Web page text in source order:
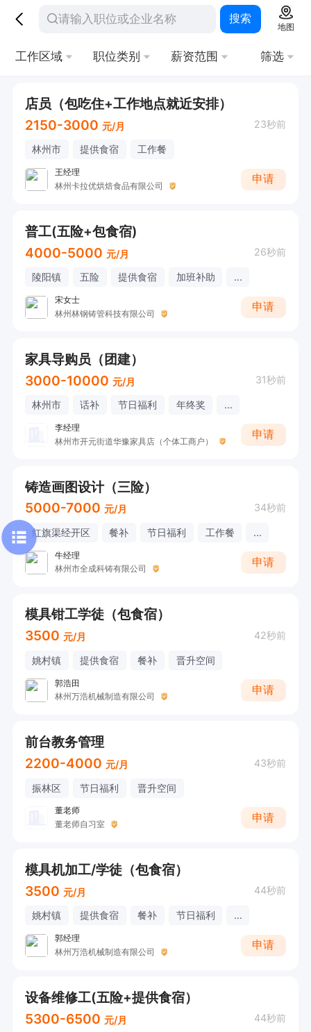
搜索
地图
工作区域 职位类别 薪资范围 筛选
店员（包吃住+工作地点就近安排）
2150-3000 元/月 23秒前
林州市 提供食宿 工作餐
王经理
林州卡拉优烘焙食品有限公司
申请
普工(五险+包食宿)
4000-5000 元/月 26秒前
陵阳镇 五险 提供食宿 加班补助 ...
宋女士
林州林钢铸管科技有限公司
申请
家具导购员（团建）
3000-10000 元/月 31秒前
林州市 话补 节日福利 年终奖 ...
李经理
林州市开元街道华豫家具店（个体工商户）
申请
铸造画图设计（三险）
5000-7000 元/月 34秒前
红旗渠经开区 餐补 节日福利 工作餐 ...
牛经理
林州市全成科铸有限公司
申请
模具钳工学徒（包食宿）
3500 元/月 42秒前
姚村镇 提供食宿 餐补 晋升空间
郭浩田
林州万浩机械制造有限公司
申请
前台教务管理
2200-4000 元/月 43秒前
振林区 节日福利 晋升空间
董老师
董老师自习室
申请
模具机加工/学徒（包食宿）
3500 元/月 44秒前
姚村镇 提供食宿 餐补 节日福利 ...
郭经理
林州万浩机械制造有限公司
申请
设备维修工(五险+提供食宿）
5300-6500 元/月 44秒前